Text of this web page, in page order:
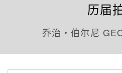
历届
乔治‧伯尔尼